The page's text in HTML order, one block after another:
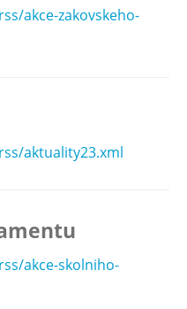
akce-zakovskeho-
aktuality23.xml
akce-skolniho-